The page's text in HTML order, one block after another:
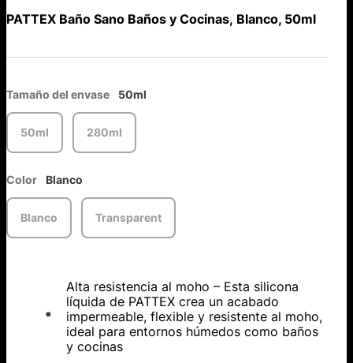
PATTEX Baño Sano Baños y Cocinas, Blanco, 50ml
Tamaño del envase 50ml
50ml 280ml
Color Blanco
Blanco Transparent
Alta resistencia al moho – Esta silicona
líquida de PATTEX crea un acabado
impermeable, flexible y resistente al moho,
ideal para entornos húmedos como baños
y cocinas